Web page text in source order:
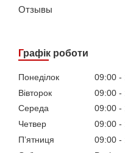
Отзывы
Графік роботи
Понеділок 09:00
Вівторок
09:00
Середа
09:00
Четвер
09:00
Пʼятниця
09:00